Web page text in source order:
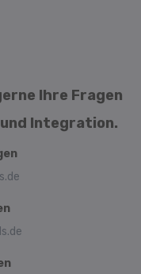
Ihre Fragen
Integration.